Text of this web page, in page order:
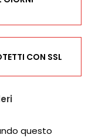
CON SSL
questo